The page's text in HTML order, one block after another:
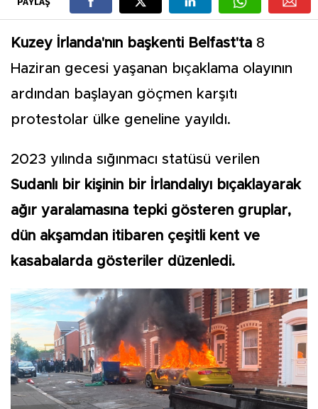
Kuzey İrlanda'nın başkenti Belfast'ta 8
Haziran gecesi yaşanan bıçaklama olayının
ardından başlayan göçmen karşıtı
protestolar ülke geneline yayıldı.
2023 yılında sığınmacı statüsü verilen
Sudanlı bir kişinin bir İrlandalıyı bıçaklayarak
ağır yaralamasına tepki gösteren gruplar,
dün akşamdan itibaren çeşitli kent ve
kasabalarda gösteriler düzenledi.